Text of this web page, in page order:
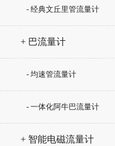
- 经典文丘里管流量计
+ 巴流量计
- 均速管流量计
- 一体化阿牛巴流量计
+ 智能电磁流量计